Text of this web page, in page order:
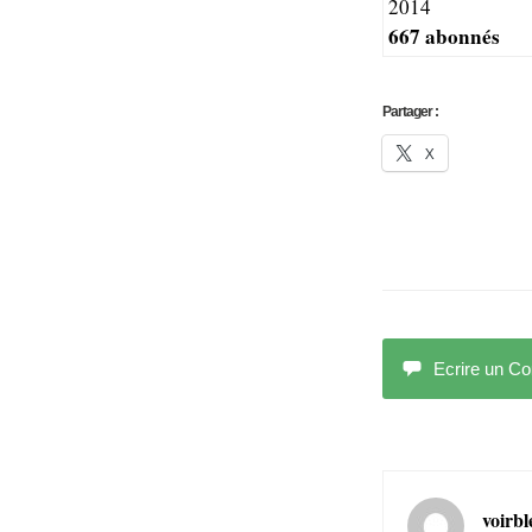
2014
667 abonnés
Partager :
X
Ecrire un